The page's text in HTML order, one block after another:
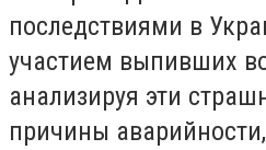
последствиями в
участием выпивших
анализируя эти
причины